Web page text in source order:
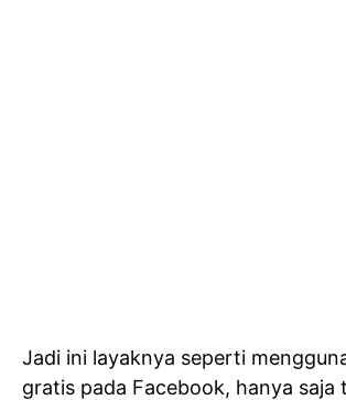
Jadi ini layaknya seperti
gratis pada Facebook, hanya saja